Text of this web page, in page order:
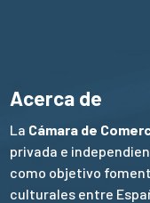
Acerca de
La Cámara de
privada e
como objetivo
culturales entre